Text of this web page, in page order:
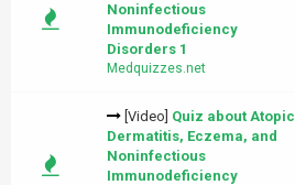
Noninfectious
Immunodeficiency
Disorders 1
Medquizzes.net
[Video] Quiz about Atopic
Dermatitis, Eczema, and
Noninfectious
Immunodeficiency